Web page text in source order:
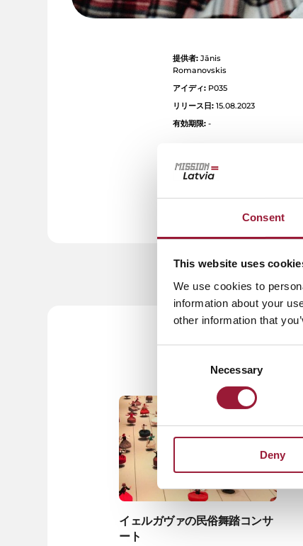
Consent
This website uses
We use cookies to
information about your
other information that
Necessary
Deny
提供者: Jānis
Romanovskis
アイディ: P035
リリース日: 15.08.2023
有効期限: -
関連記事
イェルガヴァの民俗舞踏コンサ
ート